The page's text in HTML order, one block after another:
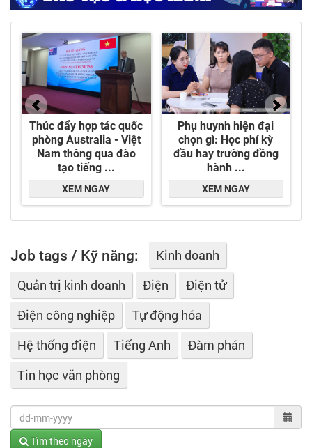
Job tags / Kỹ năng:
Kinh doanh
Quản trị kinh doanh
Điện
Điện tử
Điện công nghiệp
Tự động hóa
Hệ thống điện
Tiếng Anh
Đàm phán
Tin học văn phòng
Tìm theo ngày